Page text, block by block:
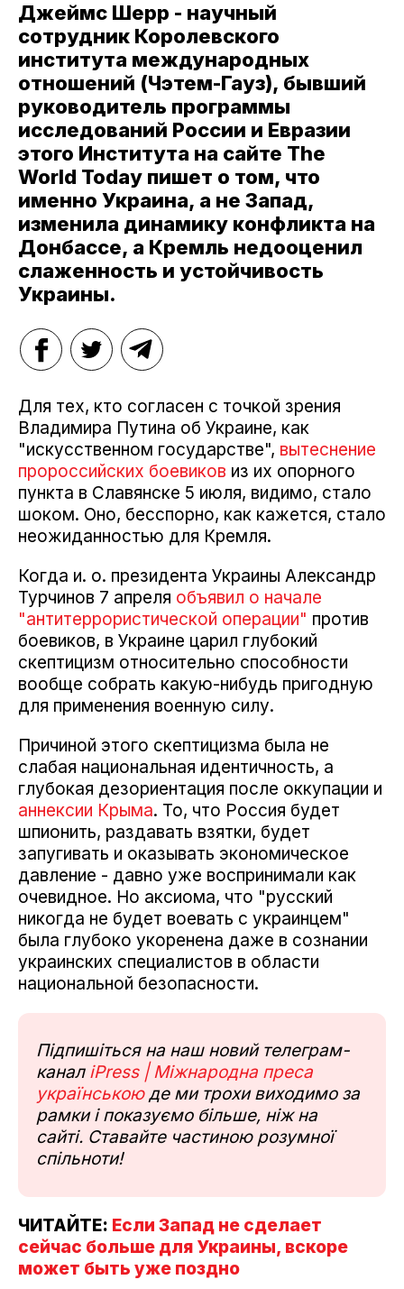
Джеймс Шерр - научный
сотрудник Королевского
института международных
отношений (Чэтем-Гауз), бывший
руководитель программы
исследований России и Евразии
этого Института на сайте The
World Today пишет о том, что
именно Украина, а не Запад,
изменила динамику конфликта на
Донбассе, а Кремль недооценил
слаженность и устойчивость
Украины.
Для тех, кто согласен с точкой зрения
Владимира Путина об Украине, как
"искусственном государстве", вытеснение
пророссийских боевиков из их опорного
пункта в Славянске 5 июля, видимо, стало
шоком. Оно, бесспорно, как кажется, стало
неожиданностью для Кремля.
Когда и. о. президента Украины Александр
Турчинов 7 апреля объявил о начале
"антитеррористической операции" против
боевиков, в Украине царил глубокий
скептицизм относительно способности
вообще собрать какую-нибудь пригодную
для применения военную силу.
Причиной этого скептицизма была не
слабая национальная идентичность, а
глубокая дезориентация после оккупации и
аннексии Крыма. То, что Россия будет
шпионить, раздавать взятки, будет
запугивать и оказывать экономическое
давление - давно уже воспринимали как
очевидное. Но аксиома, что "русский
никогда не будет воевать с украинцем"
была глубоко укоренена даже в сознании
украинских специалистов в области
национальной безопасности.
Підпишіться на наш новий телеграм-
канал iPress | Міжнародна преса
українськоюде ми трохи виходимо за
рамки і показуємо більше, ніж на
сайті. Ставайте частиною розумної
спільноти!
ЧИТАЙТЕ: Если Запад не сделает
сейчас больше для Украины, вскоре
может быть уже поздно